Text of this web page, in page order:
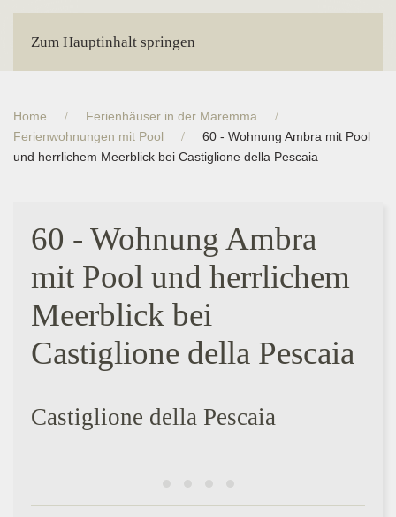
Zum Hauptinhalt springen
Home
Ferienhäuser in der Maremma
Ferienwohnungen mit Pool
60 - Wohnung Ambra mit Pool
und herrlichem Meerblick bei Castiglione della Pescaia
60 - Wohnung Ambra
mit Pool und herrlichem
Meerblick bei
Castiglione della Pescaia
Castiglione della Pescaia